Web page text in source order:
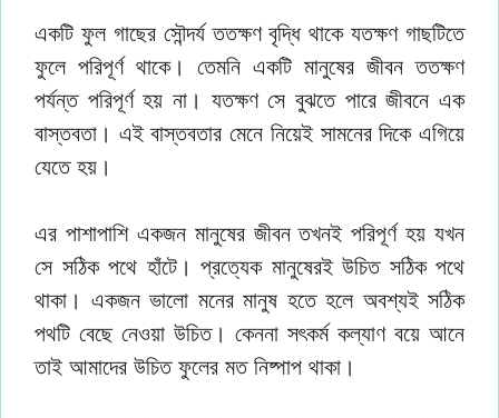
একটি ফুল গাছের সৌন্দর্য ততক্ষণ বৃদ্ধি থাকে যতক্ষণ গাছটিতে
ফুলে পরিপূর্ণ থাকে। তেমনি একটি মানুষের জীবন ততক্ষণ
পর্যন্ত পরিপূর্ণ হয় না। যতক্ষণ সে বুঝতে পারে জীবনে এক
বাস্তবতা। এই বাস্তবতার মেনে নিয়েই সামনের দিকে এগিয়ে
যেতে হয়।
এর পাশাপাশি একজন মানুষের জীবন তখনই পরিপূর্ণ হয় যখন
সে সঠিক পথে হাঁটে। প্রত্যেক মানুষেরই উচিত সঠিক পথে
থাকা। একজন ভালো মনের মানুষ হতে হলে অবশ্যই সঠিক
পথটি বেছে নেওয়া উচিত। কেননা সৎকর্ম কল্যাণ বয়ে আনে
তাই আমাদের উচিত ফুলের মত নিষ্পাপ থাকা।